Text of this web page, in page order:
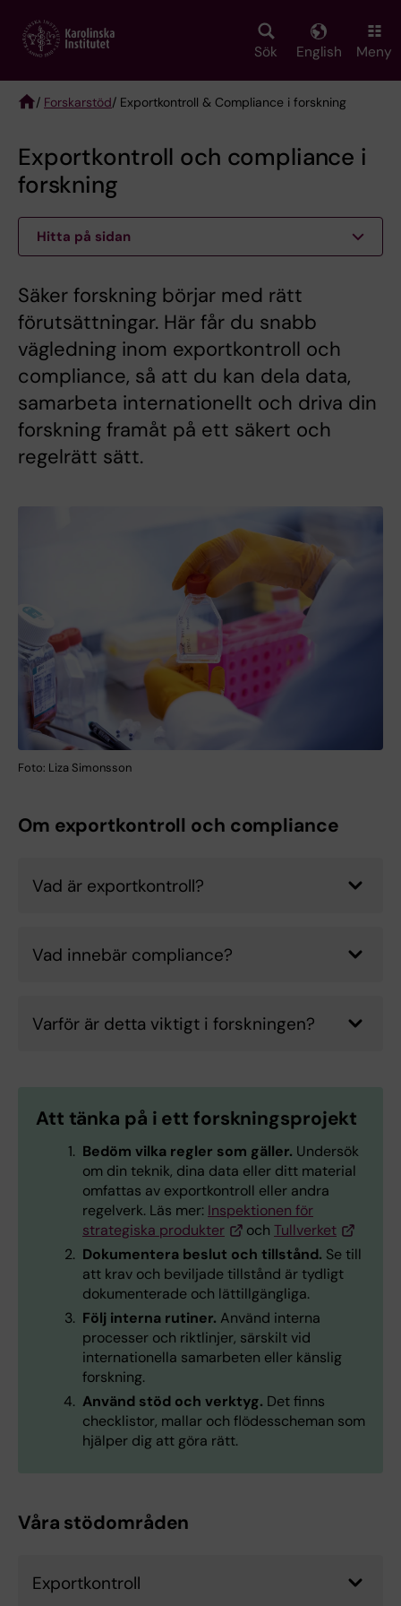
main
Sök English Meny
/ Forskarstöd/ Exportkontroll & Compliance i forskning
Exportkontroll och compliance i
forskning
Hitta på sidan
Säker forskning börjar med rätt
förutsättningar. Här får du snabb
vägledning inom exportkontroll och
compliance, så att du kan dela data,
samarbeta internationellt och driva din
forskning framåt på ett säkert och
regelrätt sätt.
Foto: Liza Simonsson
Om exportkontroll och compliance
Vad är exportkontroll?
Vad innebär compliance?
Varför är detta viktigt i forskningen?
Att tänka på i ett forskningsprojekt
Bedöm vilka regler som gäller. Undersök
om din teknik, dina data eller ditt material
omfattas av exportkontroll eller andra
regelverk. Läs mer: Inspektionen för
strategiska produkter
och Tullverket
Dokumentera beslut och tillstånd. Se till
att krav och beviljade tillstånd är tydligt
dokumenterade och lättillgängliga.
Följ interna rutiner. Använd interna
processer och riktlinjer, särskilt vid
internationella samarbeten eller känslig
forskning.
Använd stöd och verktyg. Det finns
checklistor, mallar och flödesscheman som
hjälper dig att göra rätt.
Våra stödområden
Exportkontroll